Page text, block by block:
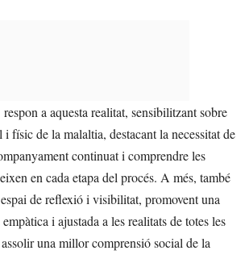
respon a aquesta realitat, sensibilitzant sobre
i físic de la malaltia, destacant la necessitat de
continuat i comprendre les
en cada etapa del procés. A més, també
de reflexió i visibilitat, promovent una
i ajustada a les realitats de totes les
una millor comprensió social de la